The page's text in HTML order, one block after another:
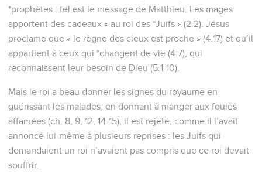
*prophètes : tel est le message de Matthieu. Les mages
apportent des cadeaux « au roi des *Juifs » (2.2). Jésus
proclame que « le règne des cieux est proche » (4.17) et qu’il
appartient à ceux qui *changent de vie (4.7), qui
reconnaissent leur besoin de Dieu (5.1-10).
Mais le roi a beau donner les signes du royaume en
guérissant les malades, en donnant à manger aux foules
affamées (ch. 8, 9, 12, 14-15), il est rejeté, comme il l’avait
annoncé lui-même à plusieurs reprises : les Juifs qui
demandaient un roi n’avaient pas compris que ce roi devait
souffrir.